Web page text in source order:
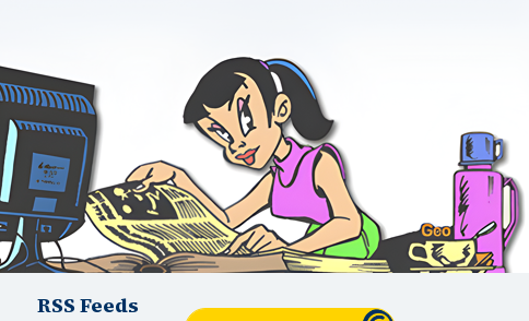
RSS Feeds